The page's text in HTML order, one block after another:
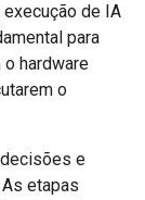
de IA
para
hardware
o
e
etapas